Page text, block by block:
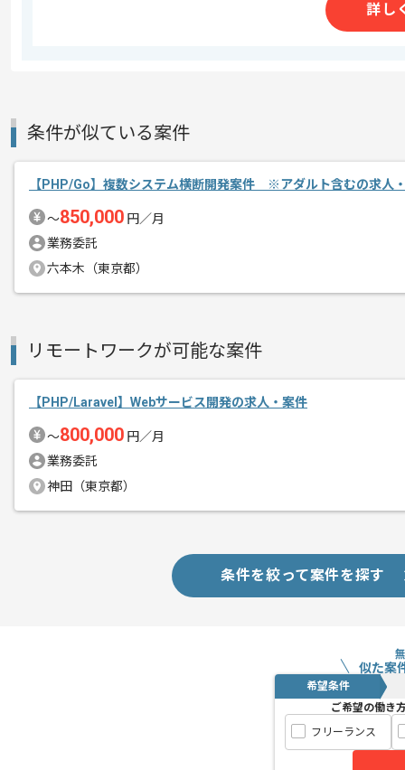
精算・お支払い
精算基準時間
その他募集要項
エージェントからのコ
レバテックにて実績のある企業の案件で
詳し
条件が似ている案件
【PHP/Go】複数システム横断開発案件 ※アダルト含むの求人
〜850,000 円／月
業務委託
六本木（東京都）
リモートワークが可能な案件
【PHP/Laravel】Webサービス開発の求人・案件
〜800,000 円／月
業務委託
神田（東京都）
条件を絞って案件を探す
似た案
希望条件
ご希望の働き
フリーランス